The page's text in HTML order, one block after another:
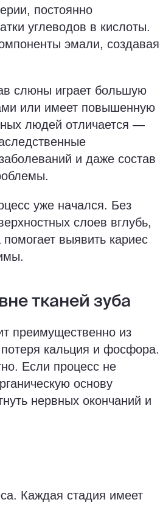
постоянно
углеводов в кислоты.
эмали, создавая
слюны играет большую
или имеет повышенную
людей отличается —
и даже состав
уже начался. Без
слоев вглубь,
помогает выявить кариес
тканей зуба
преимущественно из
кальция и фосфора.
Если процесс не
основу
нервных окончаний и
Каждая стадия имеет